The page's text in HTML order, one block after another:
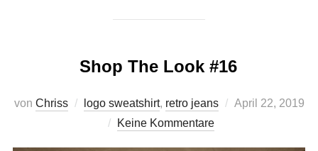
Shop The Look #16
von Chriss logo sweatshirt, retro jeans
Veröffentlicht
April 22, 2019
Keine Kommentare